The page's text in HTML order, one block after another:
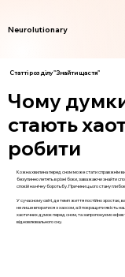
Neurolutionary
Статті розділу "Знайти щастя"
Чому
стають
робити
Кожна хвилина перед сном може стати справжнім
безупинно летять в різні боки, заважаючи знайти
спокій на нічну боротьбу. Причини цього стану
У сучасному світі, де темп життя постійно
не лише впоратися з хаосом, а й покращити якість
хаотичних думок перед сном, та запропонуємо
відновлювального сну.